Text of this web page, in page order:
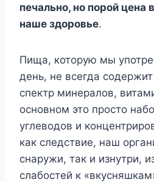
печально, но порой цена
наше здоровье.
Пища, которую мы
день, не всегда
спектр минералов,
основном это просто
углеводов и
как следствие, наш
снаружи, так и изнутри,
слабостей к